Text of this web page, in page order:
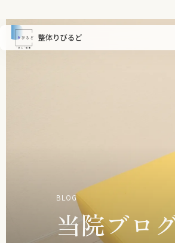
BLOG
当院ブロ